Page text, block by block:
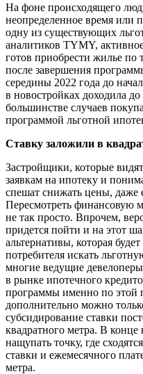
На фоне происходящего
неопределенное время или
одну из существующих
аналитиков TYMY,
готов приобрести жилье
после завершения
середины 2022 года до
в новостройках доходила
большинстве случаев
программой льготной
Ставку заложили в
Застройщики, которые
заявкам на ипотеку и
спешат снижать цены, даже
Пересмотреть финансовую
не так просто. Впрочем,
придется пойти и на этот
альтернативы, которая
потребителя искать
многие ведущие девелоперы
в рынке ипотечного
программы именно по этой
дополнительно можно
субсидирование ставки
квадратного метра. В
нащупать точку, где
ставки и ежемесячного
метра.